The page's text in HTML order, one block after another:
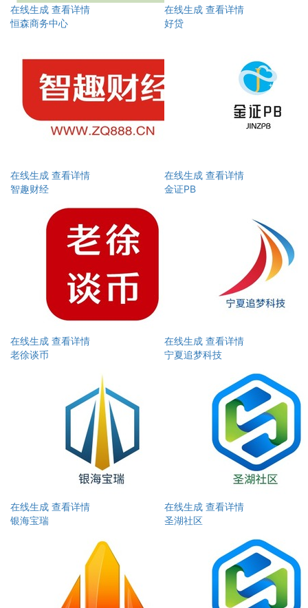
在线生成 查看详情
恒森商务中心
在线生成 查看详情
好贷
在线生成 查看详情
智趣财经
在线生成 查看详情
金证PB
在线生成 查看详情
老徐谈币
在线生成 查看详情
宁夏追梦科技
在线生成 查看详情
银海宝瑞
在线生成 查看详情
圣湖社区